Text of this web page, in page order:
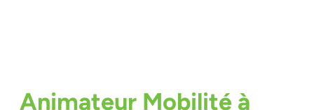
Animateur Mobilité à